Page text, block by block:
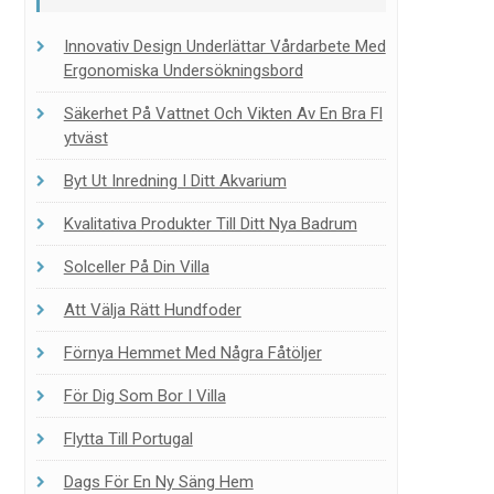
Innovativ Design Underlättar Vårdarbete Med
Ergonomiska Undersökningsbord
Säkerhet På Vattnet Och Vikten Av En Bra Fl
Ytväst
Byt Ut Inredning I Ditt Akvarium
Kvalitativa Produkter Till Ditt Nya Badrum
Solceller På Din Villa
Att Välja Rätt Hundfoder
Förnya Hemmet Med Några Fåtöljer
För Dig Som Bor I Villa
Flytta Till Portugal
Dags För En Ny Säng Hem